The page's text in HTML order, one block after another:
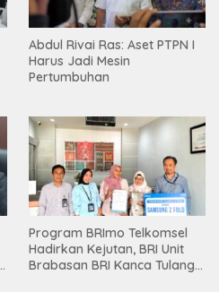
Abdul Rivai Ras: Aset PTPN I
Harus Jadi Mesin
Pertumbuhan
Program BRImo Telkomsel
Hadirkan Kejutan, BRI Unit
Brabasan BRI Kanca Tulang